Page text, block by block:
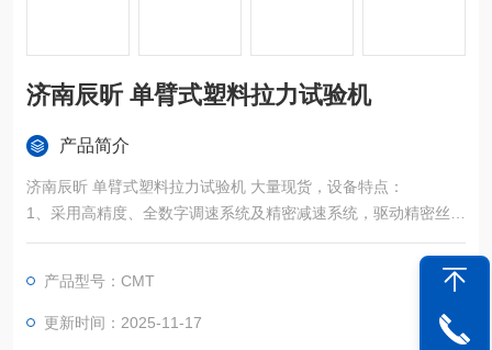
济南辰昕 单臂式塑料拉力试验机
产品简介
济南辰昕 单臂式塑料拉力试验机 大量现货，设备特点：
1、采用高精度、全数字调速系统及精密减速系统，驱动精密丝杠
副进行试验，实现试验速度的大范围调节，试验过程噪音低、运
2、可选用万向节十字插销结构，一方面便于试样夹持，试验同心
度，另一方面很好的了不规则试样对传感器的影响。
产品型号：CMT
更新时间：2025-11-17